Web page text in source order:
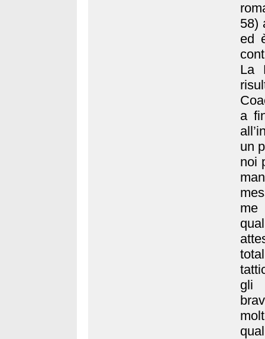
58)
ed
La
a
un
noi
me
gli